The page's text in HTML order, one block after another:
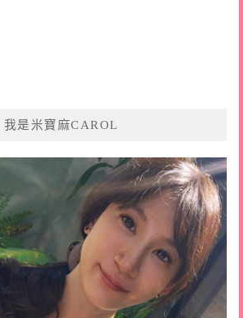
我是米寶麻CAROL